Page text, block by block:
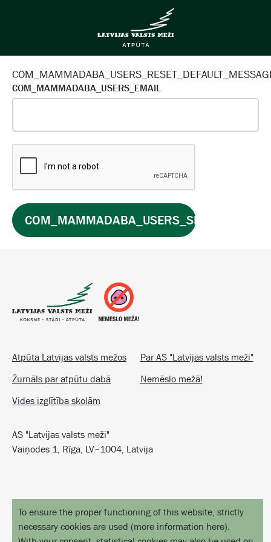
COM_MAMMADABA_USERS_EMAIL
COM_MAMMADABA_USERS_SEND
Atpūta Latvijas valsts mežos
Par AS "Latvijas valsts meži"
Žurnāls par atpūtu dabā
Nemēslo mežā!
Vides izglītība skolām
AS "Latvijas valsts meži"
Vaiņodes 1, Rīga, LV–1004, Latvija
To ensure the proper functioning of this website, strictly
necessary cookies are used (more information here).